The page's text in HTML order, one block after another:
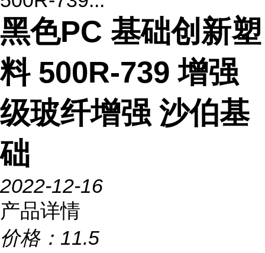
黑色PC 基础创新塑
料 500R-739 增强
级玻纤增强 沙伯基
础
2022-12-16
产品详情
价格： 11.5